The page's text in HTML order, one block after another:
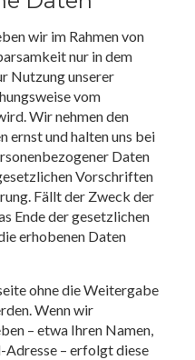
wir im Rahmen von
nur in dem
Nutzung unserer
vom
Wir nehmen den
ernst und halten uns bei
Daten
Vorschriften
Fällt der Zweck der
Ende der gesetzlichen
erhobenen Daten
ohne die Weitergabe
Wenn wir
– etwa Ihren Namen,
– erfolgt diese